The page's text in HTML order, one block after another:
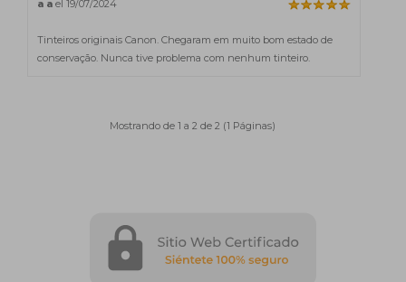
a a el 19/07/2024
Tinteiros originais Canon. Chegaram em muito bom estado de
conservação. Nunca tive problema com nenhum tinteiro.
Mostrando de 1 a 2 de 2 (1 Páginas)